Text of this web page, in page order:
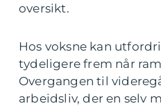
oversikt.
Hos voksne kan
tydeligere frem når
Overgangen til
arbeidsliv, der en selv